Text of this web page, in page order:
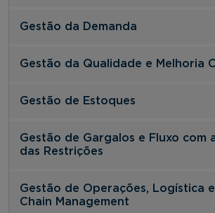
Gestão da Demanda
Gestão da Qualidade e Melhoria
Gestão de Estoques
Gestão de Gargalos e Fluxo com
das Restrições
Gestão de Operações, Logística
Chain Management